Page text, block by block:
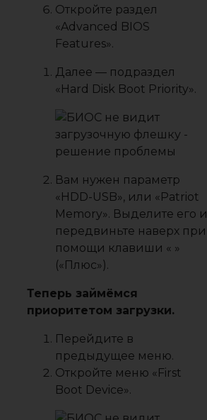
Откройте раздел
«Advanced BIOS
Features».
Далее — подраздел
«Hard Disk Boot Priority».
Вам нужен параметр
«HDD-USB», или «Patriot
Memory». Выделите его и
передвиньте наверх при
помощи клавиши « »
(«Плюс»).
Теперь займёмся
приоритетом загрузки.
Перейдите в
предыдущее меню.
Откройте меню «First
Boot Device».